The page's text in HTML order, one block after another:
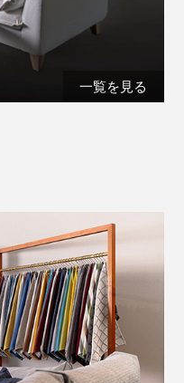
一覧を見る